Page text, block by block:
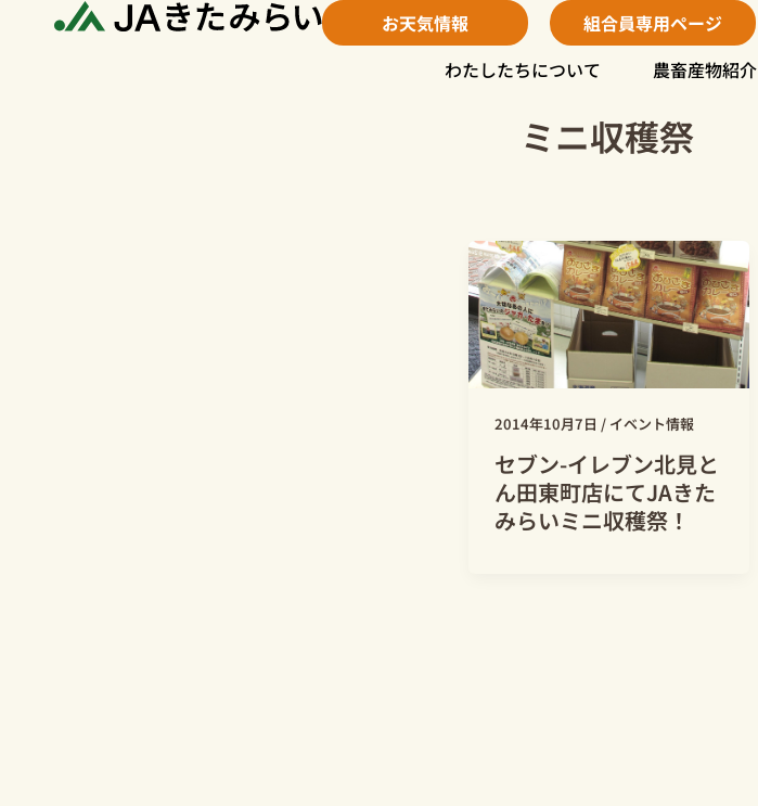
お天気情報 組合員専用ページ
わたしたちについて
農畜産物紹介
ミニ収穫祭
2014年10月7日 / イベント情報
セブン-イレブン北見と
ん田東町店にてJAきた
みらいミニ収穫祭！